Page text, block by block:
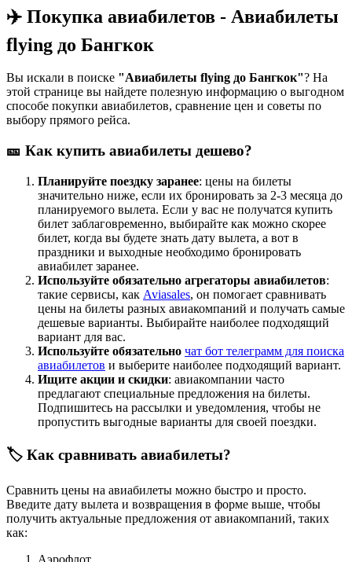
✈️ Покупка авиабилетов - Авиабилеты
flying до Бангкок
Вы искали в поиске "Авиабилеты flying до Бангкок"? На
этой странице вы найдете полезную информацию о выгодном
способе покупки авиабилетов, сравнение цен и советы по
выбору прямого рейса.
🎫 Как купить авиабилеты дешево?
Планируйте поездку заранее: цены на билеты
значительно ниже, если их бронировать за 2-3 месяца до
планируемого вылета. Если у вас не получатся купить
билет заблаговременно, выбирайте как можно скорее
билет, когда вы будете знать дату вылета, а вот в
праздники и выходные необходимо бронировать
авиабилет заранее.
Используйте обязательно агрегаторы авиабилетов:
такие сервисы, как Aviasales, он помогает сравнивать
цены на билеты разных авиакомпаний и получать самые
дешевые варианты. Выбирайте наиболее подходящий
вариант для вас.
Используйте обязательно чат бот телеграмм для поиска
авиабилетов и выберите наиболее подходящий вариант.
Ищите акции и скидки: авиакомпании часто
предлагают специальные предложения на билеты.
Подпишитесь на рассылки и уведомления, чтобы не
пропустить выгодные варианты для своей поездки.
🏷️ Как сравнивать авиабилеты?
Сравнить цены на авиабилеты можно быстро и просто.
Введите дату вылета и возвращения в форме выше, чтобы
получить актуальные предложения от авиакомпаний, таких
как: